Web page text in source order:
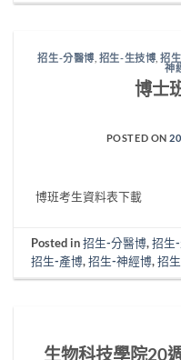
招生-分醫博, 招生-生技博,招
神
博士
POSTED ON
博班考生資料表下載
Posted in招生-分醫博,招生
招生-產博,招生-神經博,招
生物科技學院20